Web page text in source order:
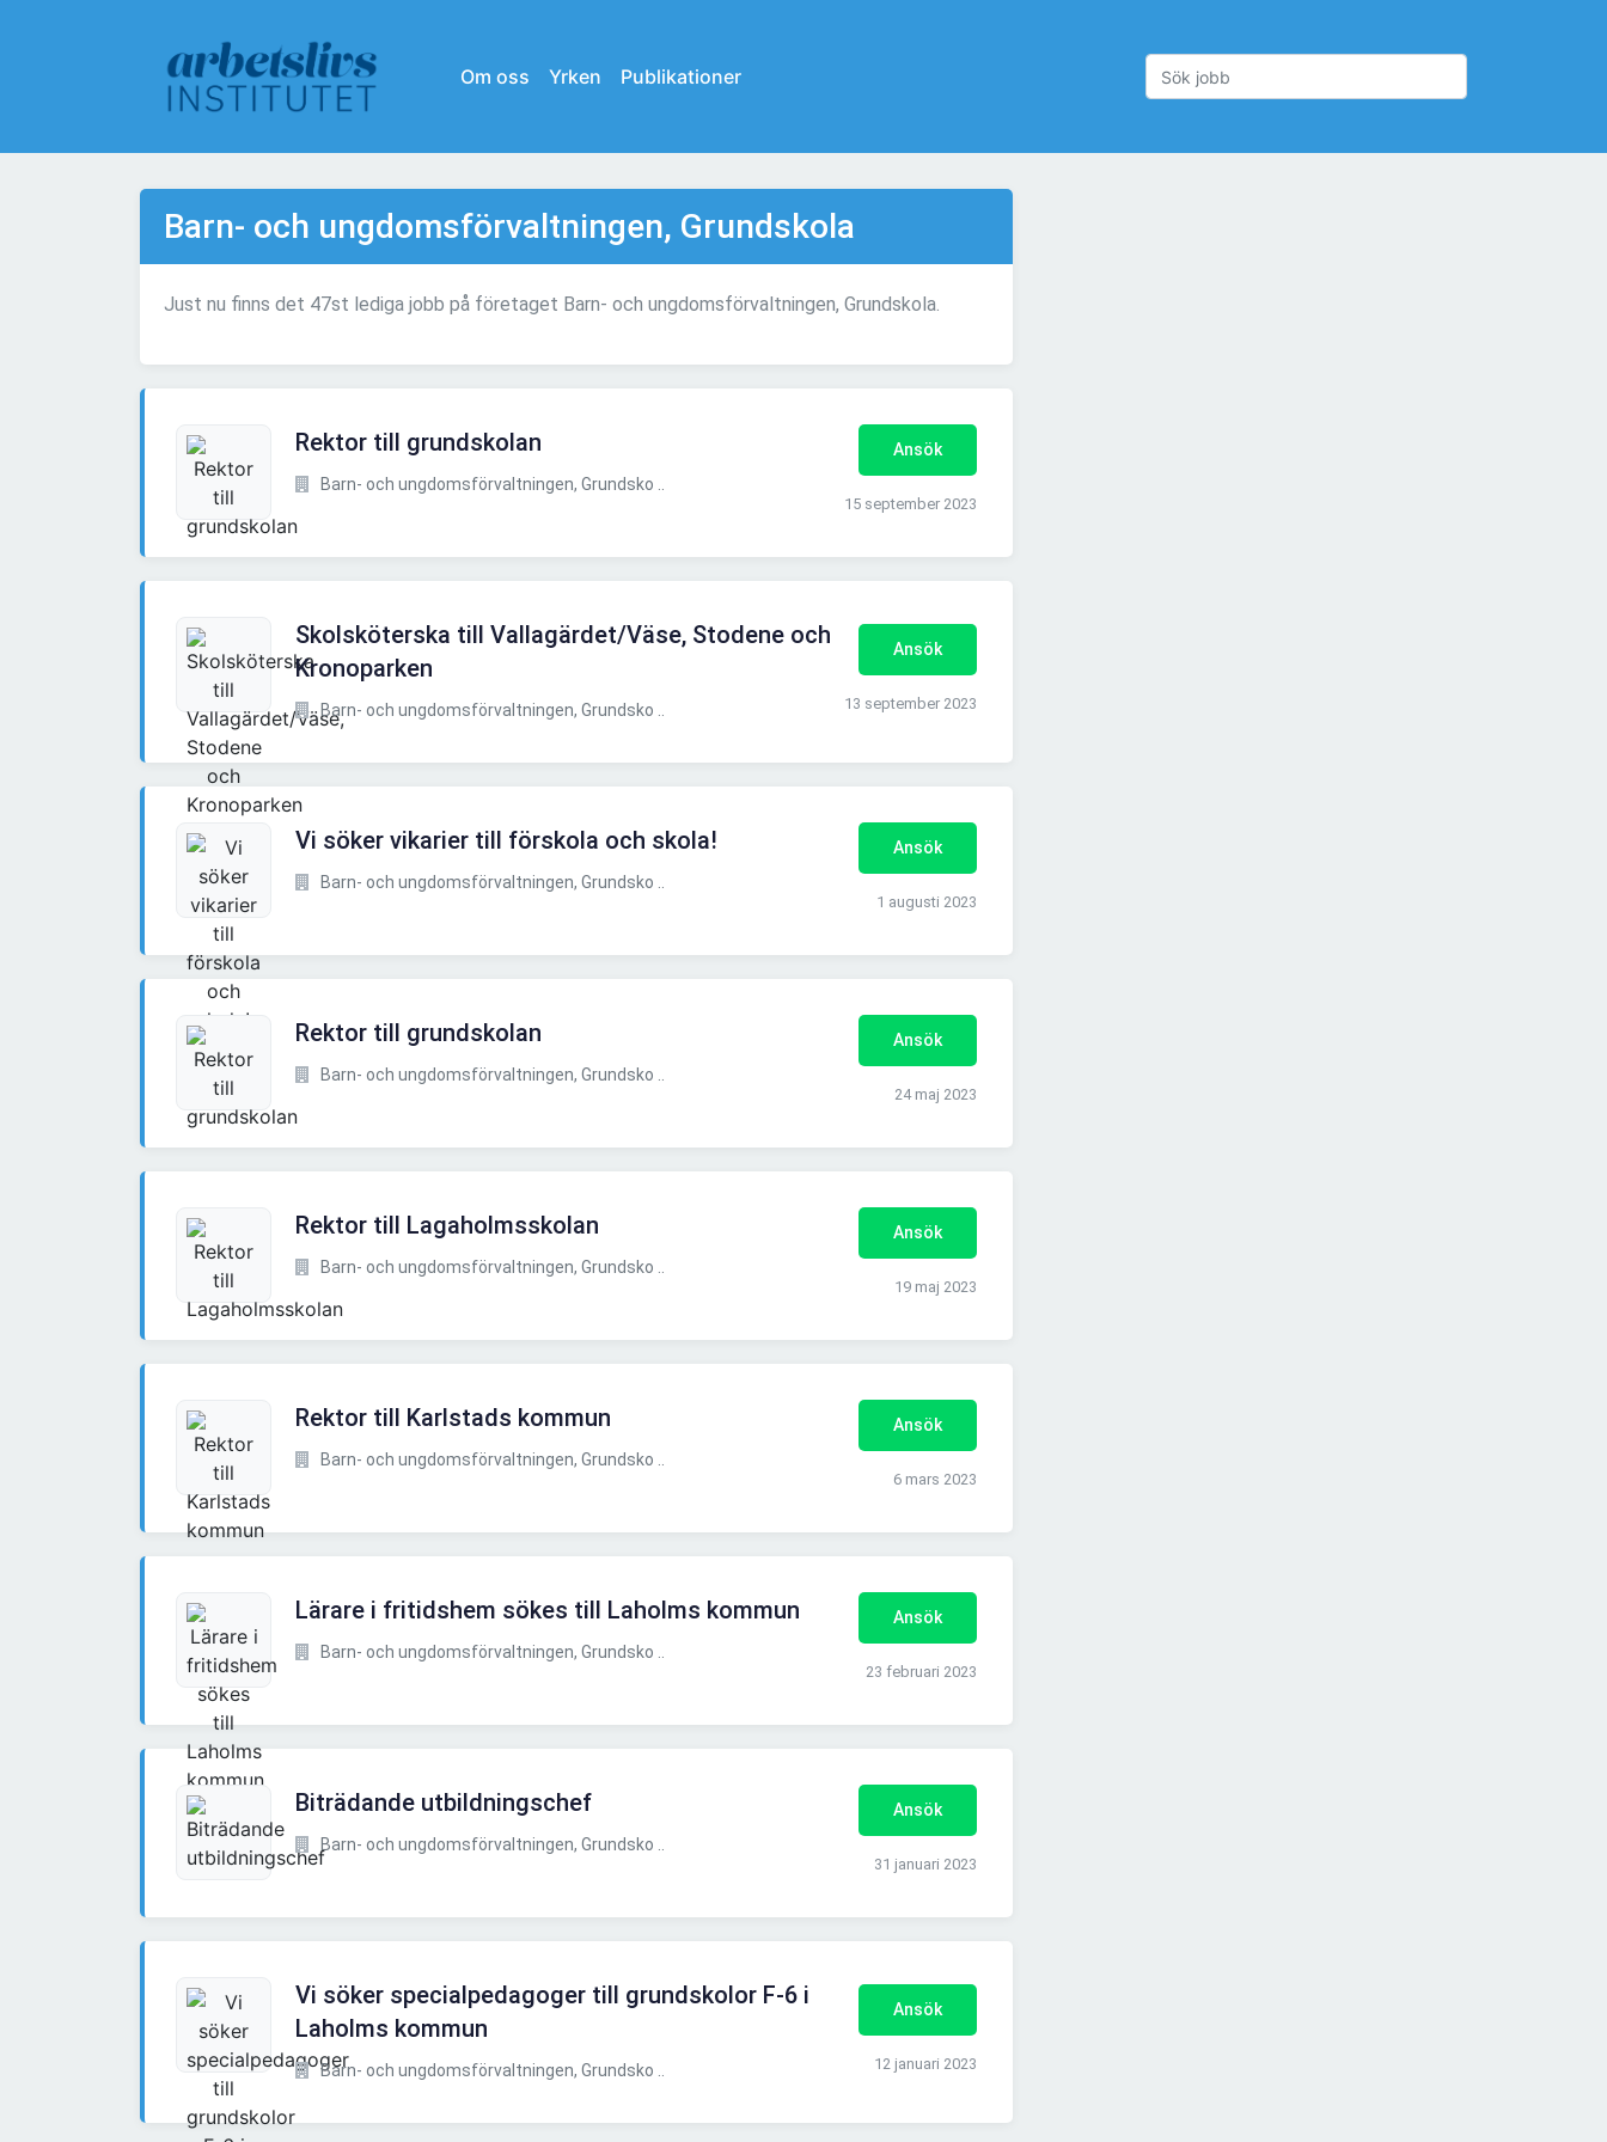
Om oss Yrken Publikationer
Barn- och ungdomsförvaltningen, Grundskola
Just nu finns det 47st lediga jobb på företaget Barn- och ungdomsförvaltningen, Grundskola.
Rektor till grundskolan
Barn- och ungdomsförvaltningen, Grundsko ..
Ansök
15 september 2023
Skolsköterska till Vallagärdet/Väse, Stodene och
Kronoparken
Barn- och ungdomsförvaltningen, Grundsko ..
Ansök
13 september 2023
Vi söker vikarier till förskola och skola!
Barn- och ungdomsförvaltningen, Grundsko ..
Ansök
1 augusti 2023
Rektor till grundskolan
Barn- och ungdomsförvaltningen, Grundsko ..
Ansök
24 maj 2023
Rektor till Lagaholmsskolan
Barn- och ungdomsförvaltningen, Grundsko ..
Ansök
19 maj 2023
Rektor till Karlstads kommun
Barn- och ungdomsförvaltningen, Grundsko ..
Ansök
6 mars 2023
Lärare i fritidshem sökes till Laholms kommun
Barn- och ungdomsförvaltningen, Grundsko ..
Ansök
23 februari 2023
Biträdande utbildningschef
Barn- och ungdomsförvaltningen, Grundsko ..
Ansök
31 januari 2023
Vi söker specialpedagoger till grundskolor F-6 i
Laholms kommun
Barn- och ungdomsförvaltningen, Grundsko ..
Ansök
12 januari 2023